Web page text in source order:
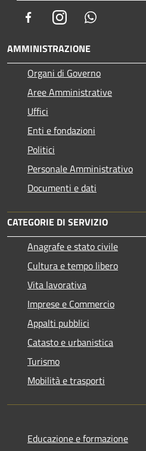
FacebookInstagram
AMMINISTRAZIONE
Organi di Governo
Aree Amministrative
Uffici
Enti e fondazioni
Politici
Personale Amministrativo
Documenti e dati
CATEGORIE DI SERVIZIO
Anagrafe e stato civile
Cultura e tempo libero
Vita lavorativa
Imprese e Commercio
Appalti pubblici
Catasto e urbanistica
Turismo
Mobilità e trasporti
Educazione e formazione